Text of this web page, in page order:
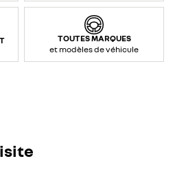
TOUTES MARQUES
et modèles de véhicule